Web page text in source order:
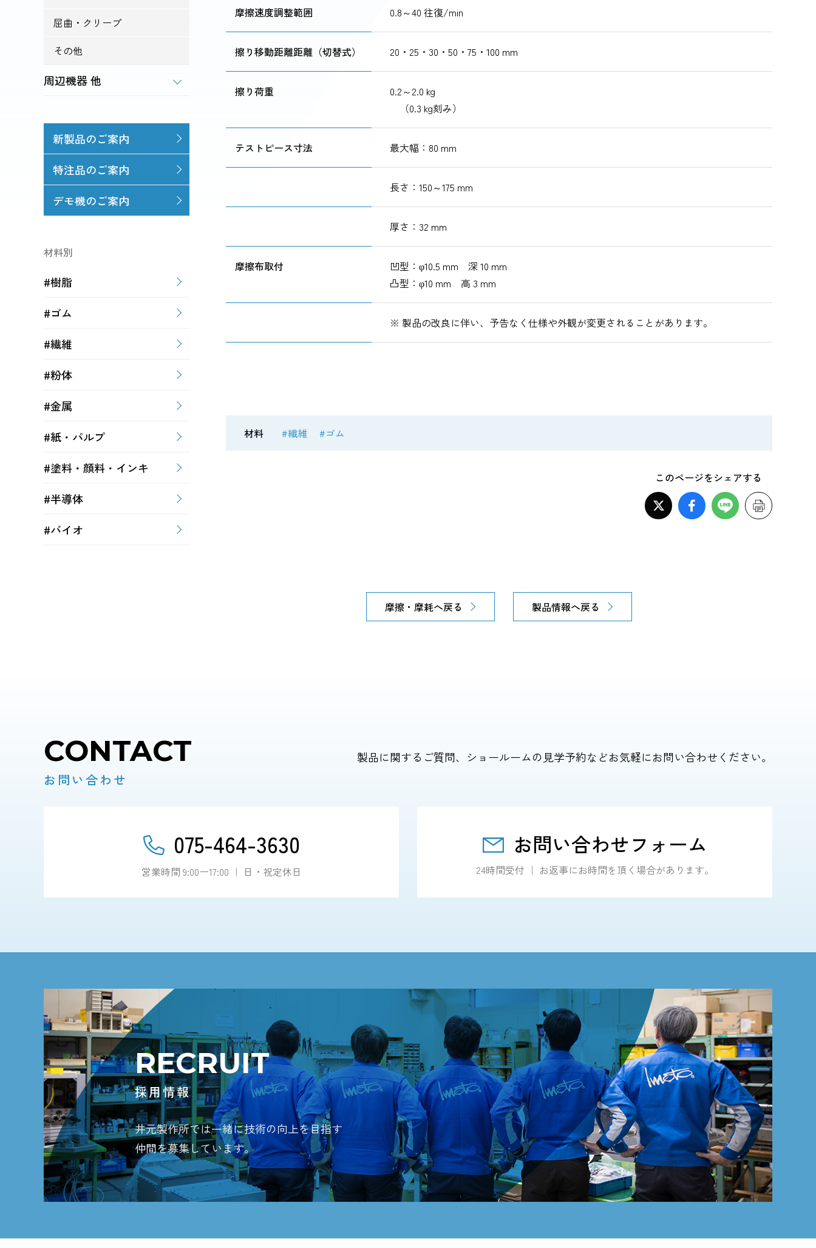
摩擦速度調整範囲 0.8～40 往復/min
擦り移動距離距離（切替式） 20・25・30・50・75・100 mm
擦り荷重
0.2～2.0 kg
（0.3 kg刻み）
テストピース寸法 最大幅：80 mm
長さ：150～175 mm
厚さ：32 mm
摩擦布取付
凹型：φ10.5 mm 深 10 mm
凸型：φ10 mm 高 3 mm
※ 製品の改良に伴い、予告なく仕様や外観が変更されることがあります。
材料 #繊維 #ゴム
このページをシェアする
摩擦・摩耗へ戻る 製品情報へ戻る
屈曲・クリープ
その他
周辺機器 他
新製品のご案内
特注品のご案内
デモ機のご案内
材料別
#樹脂
#ゴム
#繊維
#粉体
#金属
#紙・パルプ
#塗料・顔料・インキ
#半導体
#バイオ
CONTACT
お問い合わせ
製品に関するご質問、ショールームの 見学予約などお気軽にお問い合わせください。
075-464-3630
営業時間 9:00ー17:00 ｜ 日・祝定休日
お問い合わせフォーム
24時間受付 ｜ お返事にお時間を頂く場合があります。
RECRUIT
採用情報
井元製作所では一緒に技術の向上を目指す
仲間を募集しています。